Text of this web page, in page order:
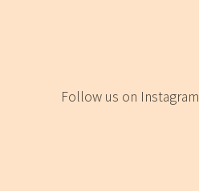
Follow us on Instagram